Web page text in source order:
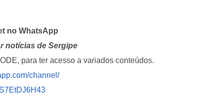
no WhatsApp
notícias de Sergipe
para ter acesso a variados conteúdos.
channel/